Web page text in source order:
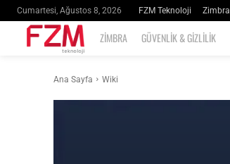
Cumartesi, Ağustos 8, 2026 FZM Teknoloji Zimbra
ZIMBRA GÜVENLIK & GIZLILIK
Ana Sayfa Wiki